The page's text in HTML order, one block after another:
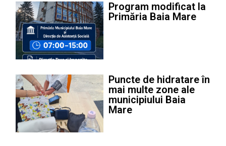
Program modificat la
Primăria Baia Mare
Puncte de hidratare în
mai multe zone ale
municipiului Baia
Mare